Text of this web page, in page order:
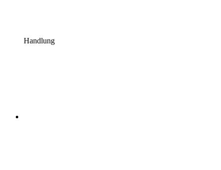
Handlung